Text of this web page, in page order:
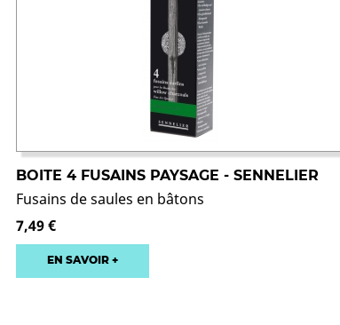
BOITE 4 FUSAINS PAYSAGE - SENNELIER
Fusains de saules en bâtons
7,49 €
EN SAVOIR +